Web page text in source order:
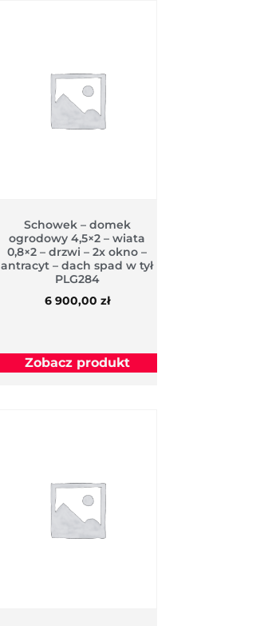
Schowek – domek
ogrodowy 4,5×2 – wiata
0,8×2 – drzwi – 2x okno –
antracyt – dach spad w tył
PLG284
6 900,00 zł
Zobacz produkt